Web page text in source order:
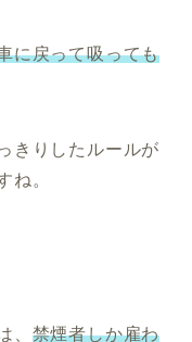
に戻って吸っても
きりしたルールが
ね。
、 禁煙者しか雇わ